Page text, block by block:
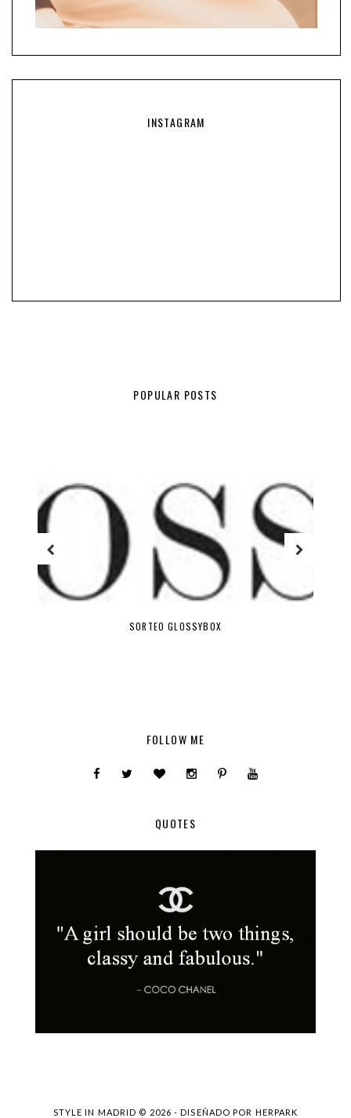
INSTAGRAM
POPULAR POSTS
SORTEO GLOSSYBOX
FOLLOW ME
QUOTES
STYLE IN MADRID © 2026 - DISEÑADO POR HERPARK